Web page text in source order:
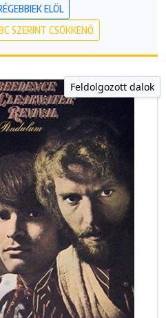
ELÖL
SZERINT CSÖKKENŐ
Feldolgozott dalok